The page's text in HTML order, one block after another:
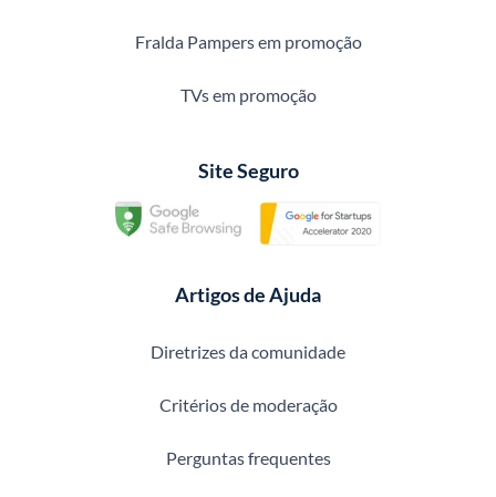
Fralda Pampers em promoção
TVs em promoção
Site Seguro
Artigos de Ajuda
Diretrizes da comunidade
Critérios de moderação
Perguntas frequentes